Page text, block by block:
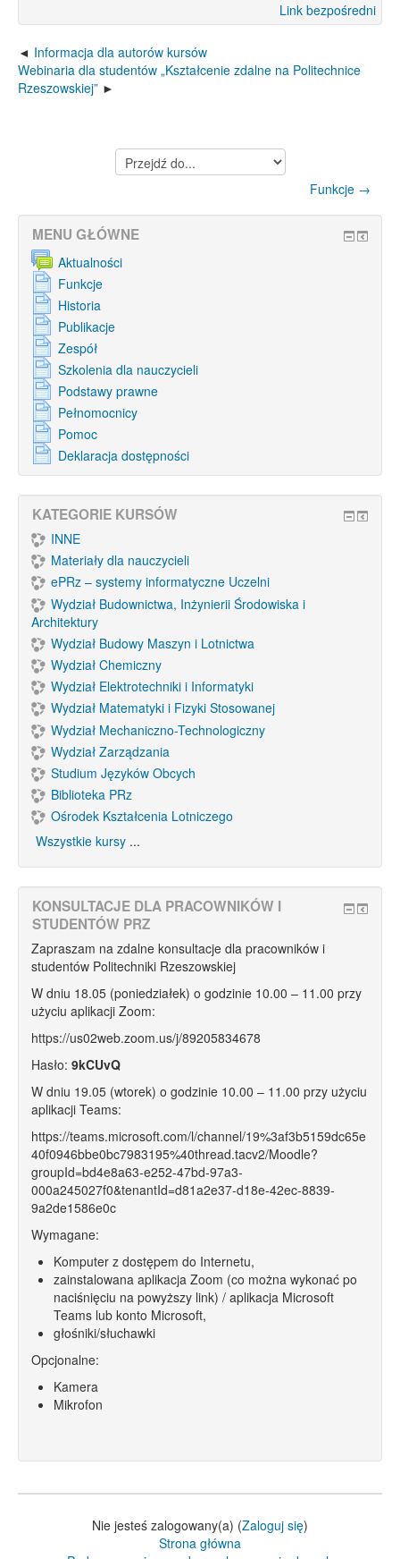
Link bezpośredni
Informacja dla autorów kursów
Webinaria dla studentów „Kształcenie zdalne na Politechnice
Rzeszowskiej”
Przejdź
do...
Funkcje →
MENU GŁÓWNE
Aktualności
Funkcje
Historia
Publikacje
Zespół
Szkolenia dla nauczycieli
Podstawy prawne
Pełnomocnicy
Pomoc
Deklaracja dostępności
KATEGORIE KURSÓW
INNE
Materiały dla nauczycieli
ePRz – systemy informatyczne Uczelni
Wydział Budownictwa, Inżynierii Środowiska i
Architektury
Wydział Budowy Maszyn i Lotnictwa
Wydział Chemiczny
Wydział Elektrotechniki i Informatyki
Wydział Matematyki i Fizyki Stosowanej
Wydział Mechaniczno-Technologiczny
Wydział Zarządzania
Studium Języków Obcych
Biblioteka PRz
Ośrodek Kształcenia Lotniczego
Wszystkie kursy ...
KONSULTACJE DLA PRACOWNIKÓW I
STUDENTÓW PRZ
Zapraszam na zdalne konsultacje dla pracowników i
studentów Politechniki Rzeszowskiej
W dniu 18.05 (poniedziałek) o godzinie 10.00 – 11.00 przy
użyciu aplikacji Zoom:
https://us02web.zoom.us/j/89205834678
Hasło: 9kCUvQ
W dniu 19.05 (wtorek) o godzinie 10.00 – 11.00 przy użyciu
aplikacji Teams:
https://teams.microsoft.com/l/channel/19%3af3b5159dc65e
40f0946bbe0bc7983195%40thread.tacv2/Moodle?
groupId=bd4e8a63-e252-47bd-97a3-
000a245027f0&tenantId=d81a2e37-d18e-42ec-8839-
9a2de1586e0c
Wymagane:
Komputer z dostępem do Internetu,
zainstalowana aplikacja Zoom (co można wykonać po
naciśnięciu na powyższy link) / aplikacja Microsoft
Teams lub konto Microsoft,
głośniki/słuchawki
Opcjonalne:
Kamera
Mikrofon
Nie jesteś zalogowany(a) (Zaloguj się)
Strona główna